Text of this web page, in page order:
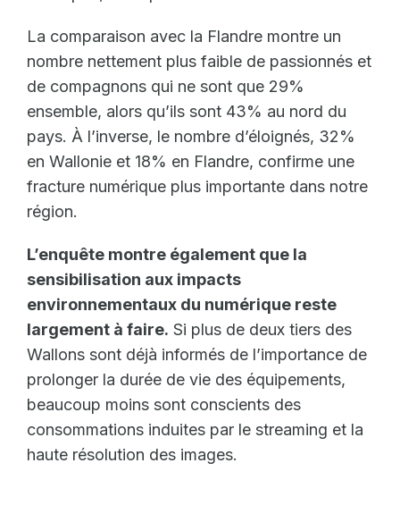
La comparaison avec la Flandre montre un
nombre nettement plus faible de passionnés et
de compagnons qui ne sont que 29%
ensemble, alors qu’ils sont 43% au nord du
pays. À l’inverse, le nombre d’éloignés, 32%
en Wallonie et 18% en Flandre, confirme une
fracture numérique plus importante dans notre
région.
L’enquête montre également que la
sensibilisation aux impacts
environnementaux du numérique reste
largement à faire. Si plus de deux tiers des
Wallons sont déjà informés de l’importance de
prolonger la durée de vie des équipements,
beaucoup moins sont conscients des
consommations induites par le streaming et la
haute résolution des images.